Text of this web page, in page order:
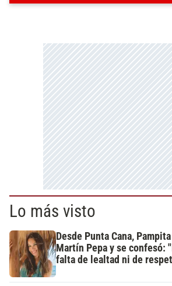
Lo más visto
Desde Punta Cana,
Martín Pepa y se confesó:
falta de lealtad ni de